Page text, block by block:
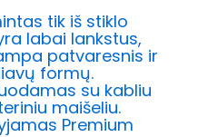
tik iš stiklo
labai lankstus,
patvaresnis ir
formų.
su kabliu
maišeliu.
Premium